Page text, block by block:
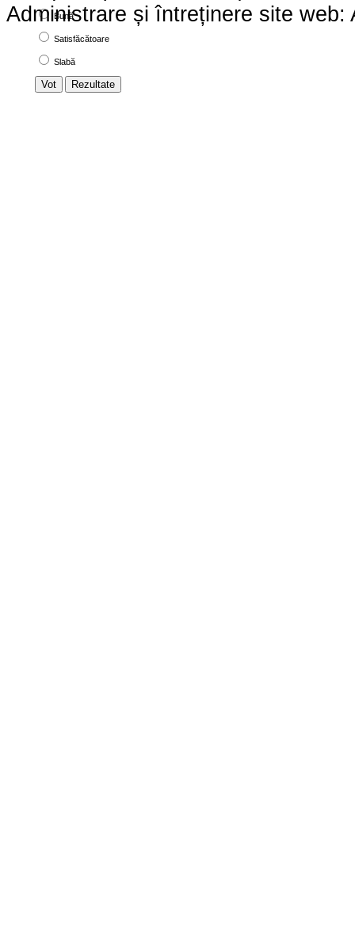
Bună
Satisfăcătoare
Slabă
Administrare și întreținere site web: